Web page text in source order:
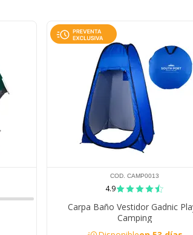
COD. CAMP0013
4.9
Carpa Baño Vestidor Gadnic
Camping